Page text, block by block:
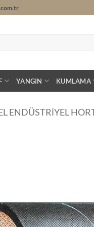
YANGIN KUMLAMA
ENDÜSTRIYEL